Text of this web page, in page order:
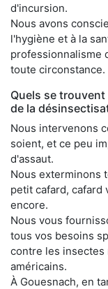
d'incursion.
Nous avons
l'hygiène et à la
professionnalisme
toute circonstance.
Quels se
de la
Nous intervenons
soient, et ce peu
d'assaut.
Nous exterminons
petit cafard, cafard
encore.
Nous vous
tous vos besoins
contre les insectes
américains.
À Gouesnach, en